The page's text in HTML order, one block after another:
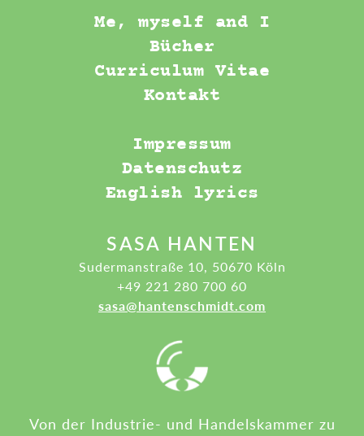
Me, myself and I
Bücher
Curriculum Vitae
Kontakt
Impressum
Datenschutz
English lyrics
SASA HANTEN
Sudermanstraße 10, 50670 Köln
+49 221 280 700 60
sasa@hantenschmidt.com
Von der Industrie- und Handelskammer zu